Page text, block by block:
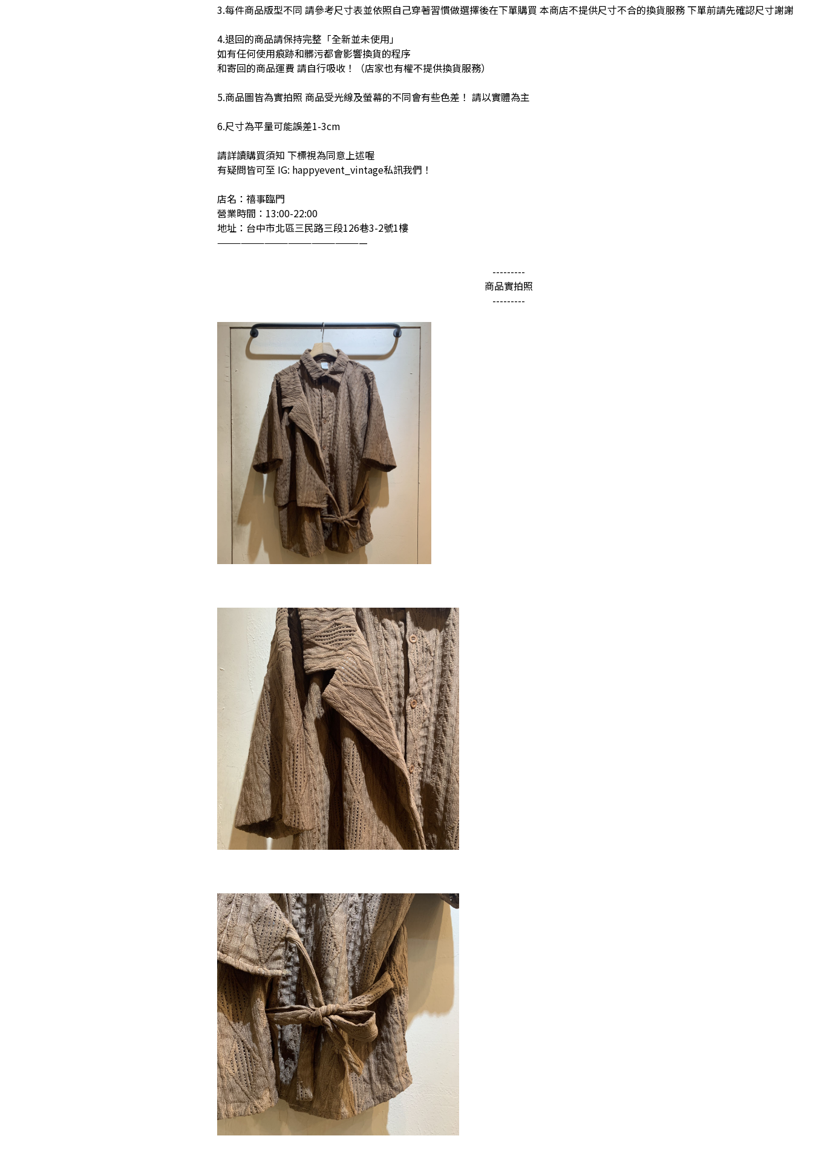
3.每件商品版型不同 請參考尺寸表並依照自己穿著習慣做選擇後在下單購買 本商店不提供尺寸不合的換貨服務 下單前請先確認尺寸謝謝
4.退回的商品請保持完整「全新並未使用」
如有任何使用痕跡和髒污都會影響換貨的程序
和寄回的商品運費 請自行吸收！（店家也有權不提供換貨服務）
5.商品圖皆為實拍照 商品受光線及螢幕的不同會有些色差！ 請以實體為主
6.尺寸為平量可能誤差1-3cm
請詳讀購買須知 下標視為同意上述喔
有疑問皆可至 IG: happyevent_vintage私訊我們！
店名：禧事臨門
營業時間：13:00-22:00
地址：台中市北區三民路三段126巷3-2號1樓
———————————————————
---------
商品實拍照
---------